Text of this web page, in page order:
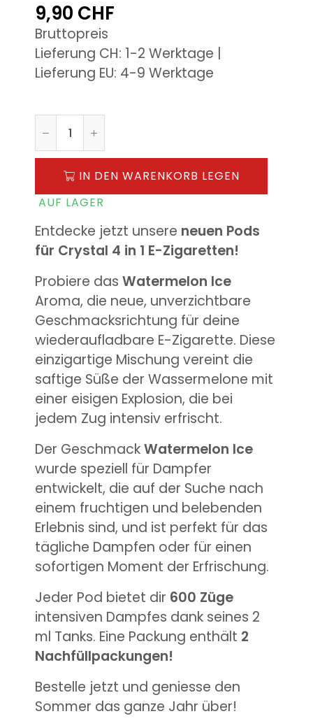
9,90 CHF
Bruttopreis
Lieferung CH: 1-2 Werktage |
Lieferung EU: 4-9 Werktage
IN DEN WARENKORB LEGEN
AUF LAGER
Entdecke jetzt unsere neuen Pods
für Crystal 4 in 1 E-Zigaretten!
Probiere das Watermelon Ice
Aroma, die neue, unverzichtbare
Geschmacksrichtung für deine
wiederaufladbare E-Zigarette. Diese
einzigartige Mischung vereint die
saftige Süße der Wassermelone mit
einer eisigen Explosion, die bei
jedem Zug intensiv erfrischt.
Der GeschmackWatermelon Ice
wurde speziell für Dampfer
entwickelt, die auf der Suche nach
einem fruchtigen und belebenden
Erlebnis sind, und ist perfekt für das
tägliche Dampfen oder für einen
sofortigen Moment der Erfrischung.
Jeder Pod bietet dir 600 Züge
intensiven Dampfes dank seines 2
ml Tanks. Eine Packung enthält 2
Nachfüllpackungen!
Bestelle jetzt und geniesse den
Sommer das ganze Jahr über!